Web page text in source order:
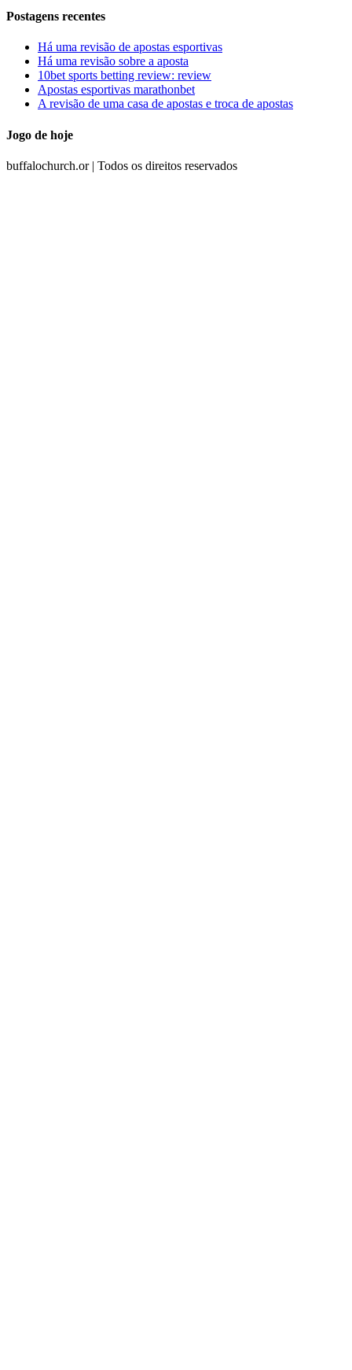
Postagens recentes
Há uma revisão de apostas esportivas
Há uma revisão sobre a aposta
10bet sports betting review: review
Apostas esportivas marathonbet
A revisão de uma casa de apostas e troca de apostas
Jogo de hoje
buffalochurch.or | Todos os direitos reservados